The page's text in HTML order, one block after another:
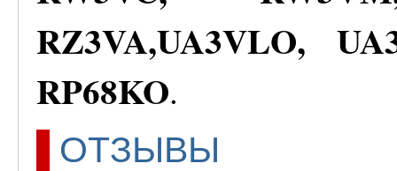
RZ3VA,UA3VLO,
RP68KO.
ОТЗЫВЫ